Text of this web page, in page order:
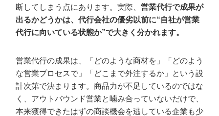
広い業務も依頼可能
株式会社ネオキャリア｜年間1万社支援！全国拠点の圧
倒的実績
したい方向けにおすすめの7社
トアップから大手まで
株式会社完全成果報酬｜初期費用0円・月額0円でリス
クなし
断してしまう点にあります。実際、 営業代行で成果が
出るかどうかは、代行会社の優劣以前に“自社が営業
代行に向いている状態か”で大きく分かれます。
営業代行の成果は、「どのような商材を」「どのよう
な営業プロセスで」「どこまで外注するか」という設
計次第で決まります。商品力が不足しているのではな
く、アウトバウンド営業と噛み合っていないだけで、
本来獲得できたはずの商談機会を逃している企業も少